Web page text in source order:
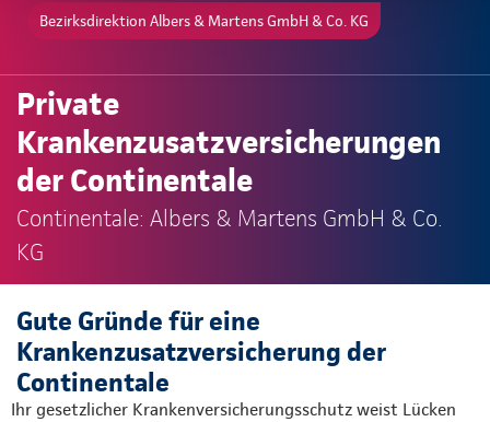
Bezirksdirektion Albers & Martens GmbH & Co. KG
Private
Krankenzusatzversicherungen
der Continentale
Continentale: Albers & Martens GmbH & Co.
KG
Gute Gründe für eine
Krankenzusatzversicherung der
Continentale
Ihr gesetzlicher Krankenversicherungsschutz weist Lücken